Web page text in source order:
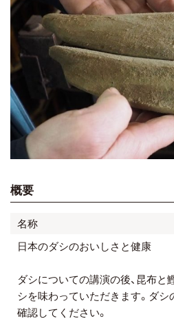
概要
名称
日本のダシのおいしさと健康
ダシについての講演の後、昆布
シを味わっていただきます。ダ
確認してください。